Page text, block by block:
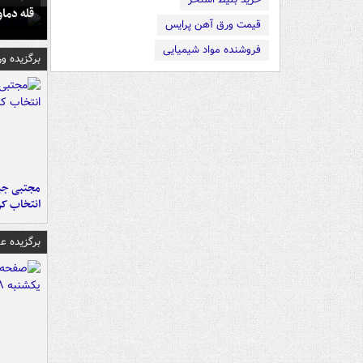
قیمت ورق آهن پرایس
فروشنده مواد شیمیایی
قله
برگزیده
مجتبی
انتخاب